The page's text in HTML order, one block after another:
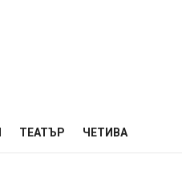
ТЕАТЪР ЧЕТИВА